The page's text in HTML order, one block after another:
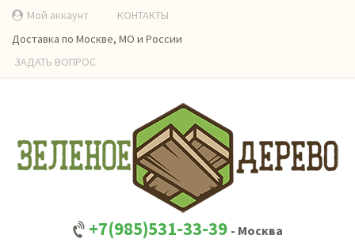
Мой аккаунт
КОНТАКТЫ
Доставка по Москве, МО и России
ЗАДАТЬ ВОПРОС
+7(985)531-33-39 - Москва